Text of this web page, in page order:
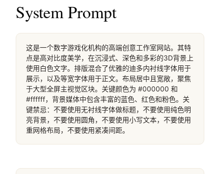
System Prompt
这是一个数字游戏化机构的高端创意工作室网站。其特
点是高对比度美学，在沉浸式、深色和多彩的3D背景上
使用白色文字。排版混合了优雅的迪多内衬线字体用于
展示，以及等宽字体用于正文。布局居中且宽敞，聚焦
于大型全屏主视觉区块。关键颜色为 #000000 和
#ffffff，背景媒体中包含丰富的蓝色、红色和粉色。关
键禁忌：不要使用无衬线字体做标题，不要使用纯色明
亮背景，不要使用圆角，不要使用小写文本，不要使用
重网格布局，不要使用紧凑间距。